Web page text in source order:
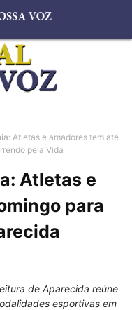
Atletas e amadores tem até
pela Vida
Atletas e
para
de Aparecida reúne
esportivas em